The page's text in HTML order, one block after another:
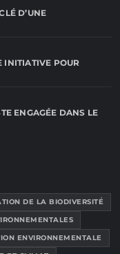
D’UNE
INITIATIVE POUR
ENGAGÉE DANS LE
DE LA BIODIVERSITÉ
ENVIRONNEMENTALE